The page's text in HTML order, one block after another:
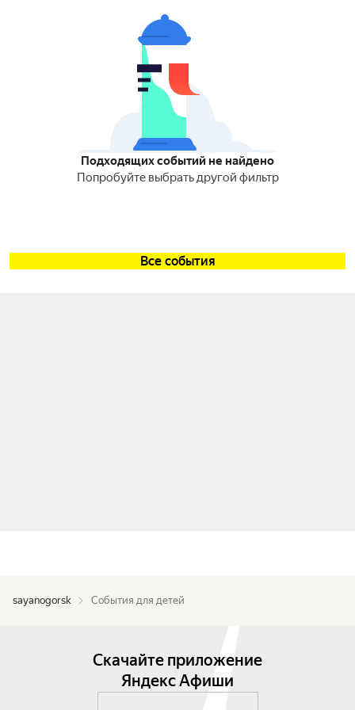
Подходящих событий не найдено
Попробуйте выбрать другой фильтр
Все события
sayanogorsk События для детей
Скачайте приложение
Яндекс Афиши